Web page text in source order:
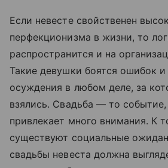
Если невесте свойственен
перфекционизма в жизни, то
распространится и на
Такие девушки боятся ошибок и
осуждения в любом деле, за
взялись. Свадьба — то
привлекает много внимания. К
существуют социальные
свадьбы невеста должна